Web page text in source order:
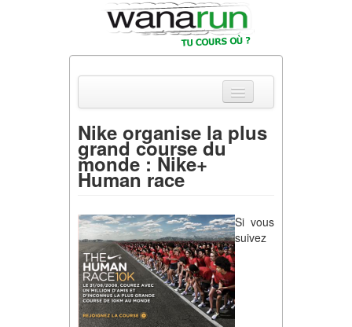
Actualités
Equipements & Tests
Parcours & Courses
Outils & Réseaux
Nike organise la plus
grand course du
monde : Nike+
Human race
Si vous
suivez